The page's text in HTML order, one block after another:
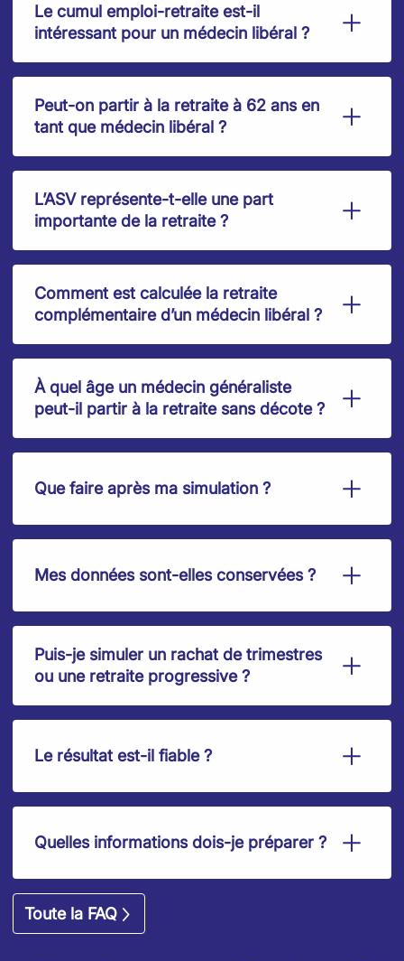
Le cumul emploi-retraite est-il
intéressant pour un médecin libéral ?
Peut-on partir à la retraite à 62 ans en
tant que médecin libéral ?
L’ASV représente-t-elle une part
importante de la retraite ?
Comment est calculée la retraite
complémentaire d’un médecin libéral ?
À quel âge un médecin généraliste
peut-il partir à la retraite sans décote ?
Que faire après ma simulation ?
Mes données sont-elles conservées ?
Puis-je simuler un rachat de trimestres
ou une retraite progressive ?
Le résultat est-il fiable ?
Quelles informations dois-je préparer ?
Toute la FAQ